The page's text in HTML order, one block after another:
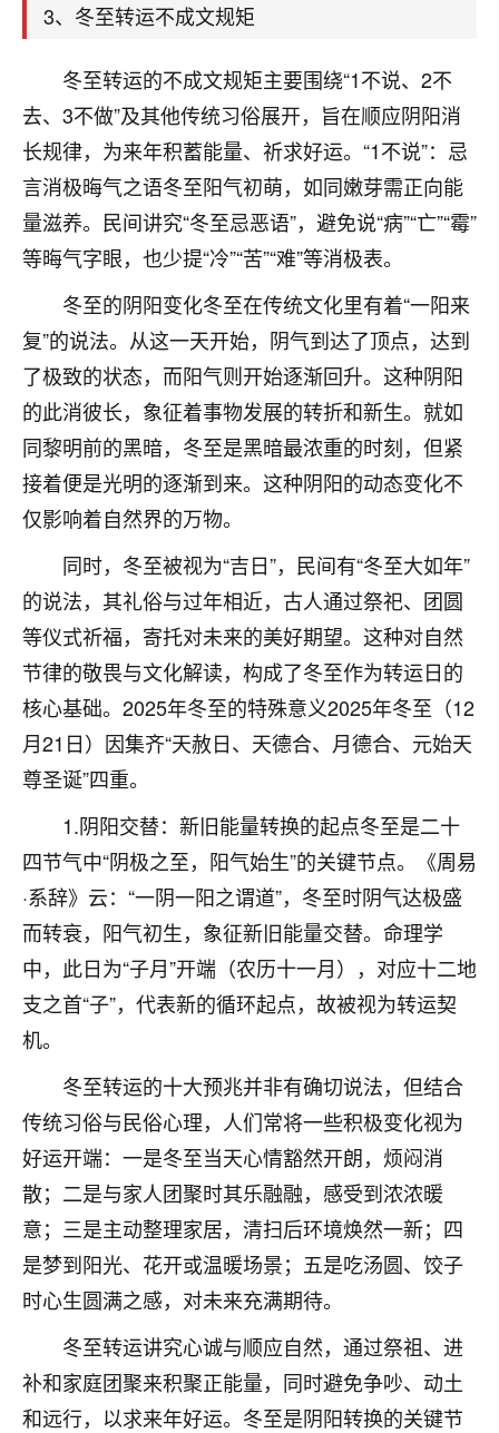
3、冬至转运不成文规矩
冬至转运的不成文规矩主要围绕“1不说、2不
去、3不做”及其他传统习俗展开，旨在顺应阴阳消
长规律，为来年积蓄能量、祈求好运。“1不说”：忌
言消极晦气之语冬至阳气初萌，如同嫩芽需正向能
量滋养。民间讲究“冬至忌恶语”，避免说“病”“亡”“霉”
等晦气字眼，也少提“冷”“苦”“难”等消极表。
冬至的阴阳变化冬至在传统文化里有着“一阳来
复”的说法。从这一天开始，阴气到达了顶点，达到
了极致的状态，而阳气则开始逐渐回升。这种阴阳
的此消彼长，象征着事物发展的转折和新生。就如
同黎明前的黑暗，冬至是黑暗最浓重的时刻，但紧
接着便是光明的逐渐到来。这种阴阳的动态变化不
仅影响着自然界的万物。
同时，冬至被视为“吉日”，民间有“冬至大如年”
的说法，其礼俗与过年相近，古人通过祭祀、团圆
等仪式祈福，寄托对未来的美好期望。这种对自然
节律的敬畏与文化解读，构成了冬至作为转运日的
核心基础。2025年冬至的特殊意义2025年冬至（12
月21日）因集齐“天赦日、天德合、月德合、元始天
尊圣诞”四重。
1.阴阳交替：新旧能量转换的起点冬至是二十
四节气中“阴极之至，阳气始生”的关键节点。《周易
·系辞》云：“一阴一阳之谓道”，冬至时阴气达极盛
而转衰，阳气初生，象征新旧能量交替。命理学
中，此日为“子月”开端（农历十一月），对应十二地
支之首“子”，代表新的循环起点，故被视为转运契
机。
冬至转运的十大预兆并非有确切说法，但结合
传统习俗与民俗心理，人们常将一些积极变化视为
好运开端：一是冬至当天心情豁然开朗，烦闷消
散；二是与家人团聚时其乐融融，感受到浓浓暖
意；三是主动整理家居，清扫后环境焕然一新；四
是梦到阳光、花开或温暖场景；五是吃汤圆、饺子
时心生圆满之感，对未来充满期待。
冬至转运讲究心诚与顺应自然，通过祭祖、进
补和家庭团聚来积聚正能量，同时避免争吵、动土
和远行，以求来年好运。冬至是阴阳转换的关键节
啊！
是我从找店开始都是找慧来老师跟进的，选
址、风水、还有开业日子，哪哪都看了，虽然
大环境不好，但是我家生意还可以，前几天又
刚找老师做了补财库，希望财运更好一点！
2小时前 来自海南 18
梦醒时分
我女儿高二叛逆，大半年不上学，一说她就要死要活
的，把我们两口子愁的不行，朋友给我推荐的慧来老
师，一开始我是病急乱投医，这半年来，法事一个个
做完，我女儿跟变了个人一样，不期望她能考多好的
大学，只要能安安稳稳的把书读了，身体心理都健健
康康的我就很知足了！
鹿森：可怜天下父母心啊！
3小时前 来自河北
付深
我是公司人事调整，有升迁机会，但同时竞争的我们
三个，找老师的时候是抱着侥幸心理，没想到老师看
着我晋升有望，我半信半疑的按照老师建议，做了化
太岁还有一个发钱粮，本来年前的人事调整，拖到年
后，我以为都没戏了，结果开年一上班，开会提拔升
职第一个就是我，职务无所谓，主要是底薪加了
3000，非常开心，无论如何，感恩感谢！🙏🏻
鹿森 ：恭喜升职加薪！！，请客吗？�
12小时前 来自北京 32
心心相印
我身体不太好，总是病病殃殃的，去检查又没什么大
问题，反正就是不舒服。中医西医看遍了，找不到问
题，后来无意中看到有人推荐慧来老师，跟老师聊过
之后，心情豁然开朗，也听老师建议，处理了一些因
了，老师说境随心转，现在深有体会了。
鹿森：是的，其实跟老师聊过之后，最大的感
触，首先就是心态会变好，万般皆是命，半点
不由人！
1天前 来自四川
金白水清
我也想找老师看看，有没有人给个联系方式的啊？
鹿森：慧来老师微信：gjsy0624
1天前 来自江西 12